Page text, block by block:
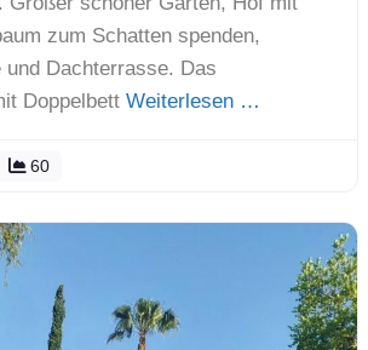
zum Schatten spenden,
und Dachterrasse. Das
Doppelbett Weiterlesen …
60